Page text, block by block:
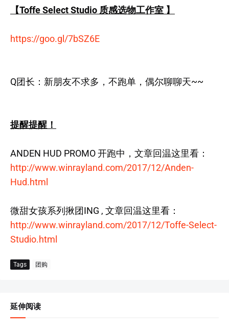
【Toffe Select Studio 质感选物工作室 】
https://goo.gl/7bSZ6E
Q团长：新朋友不求多，不跑单，偶尔聊聊天~~
提醒提醒！
ANDEN HUD PROMO 开跑中，文章回温这里看：
http://www.winrayland.com/2017/12/Anden-
Hud.html
微甜女孩系列揪团ING , 文章回温这里看：
http://www.winrayland.com/2017/12/Toffe-Select-
Studio.html
Tags 团购
延伸阅读